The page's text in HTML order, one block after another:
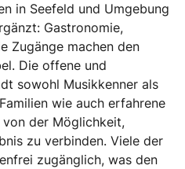
in Seefeld und Umgebung
Gastronomie,
Zugänge machen den
Die offene und
sowohl Musikkenner als
wie auch erfahrene
der Möglichkeit,
zu verbinden. Viele der
zugänglich, was den